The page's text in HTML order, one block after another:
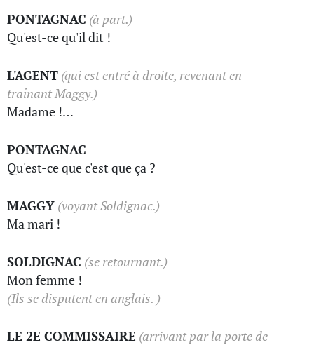
PONTAGNAC (à part.)
Qu'est-ce qu'il dit !
L'AGENT (qui est entré à droite, revenant en
traînant Maggy.)
Madame !…
PONTAGNAC
Qu'est-ce que c'est que ça ?
MAGGY (voyant Soldignac.)
Ma mari !
SOLDIGNAC (se retournant.)
Mon femme !
(Ils se disputent en anglais. )
LE 2E COMMISSAIRE (arrivant par la porte de